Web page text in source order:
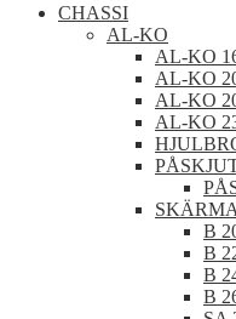
CHASSI
AL-KO
AL-KO
AL-KO
AL-KO
AL-KO
B
B
B
B